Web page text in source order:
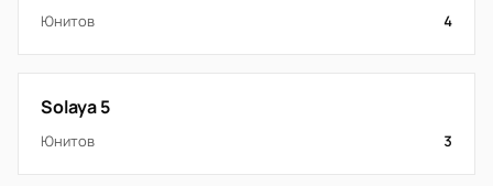
Юнитов 4
Solaya 5
Юнитов 3